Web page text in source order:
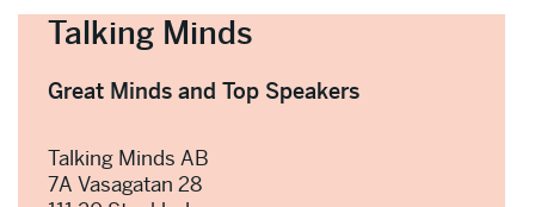
Talking Minds
Great Minds and Top Speakers
Talking Minds AB
7A Vasagatan 28